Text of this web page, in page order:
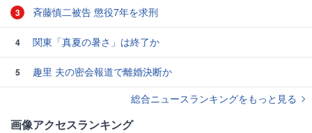
3 斉藤慎二被告 懲役7年を求刑
4 関東「真夏の暑さ」は終了か
5
趣里 夫の密会報道で離婚決断か
総合ニュースランキングをもっと見る
画像アクセスランキング